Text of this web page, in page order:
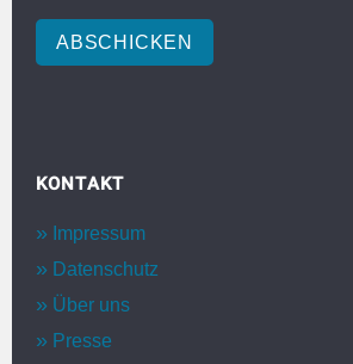
ABSCHICKEN
KONTAKT
Impressum
Datenschutz
Über uns
Presse